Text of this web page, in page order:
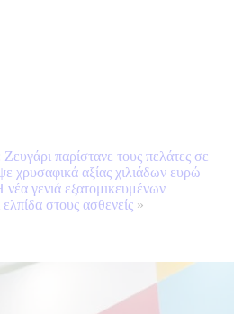
παρίστανε τους πελάτες σε
χρυσαφικά αξίας χιλιάδων ευρώ
νέα γενιά εξατομικευμένων
στους ασθενείς »